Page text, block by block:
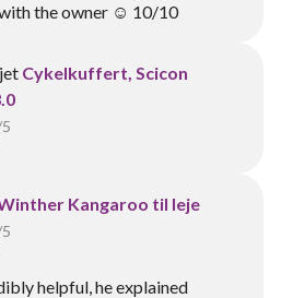
the owner ☺️ 10/10
Cykelkuffert, Scicon
Kangaroo til leje
helpful, he explained